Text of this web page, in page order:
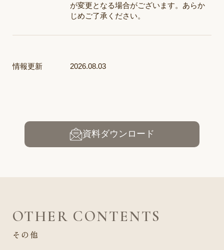
が変更となる場合がございます。あらか
じめご了承ください。
情報更新 2026.08.03
資料ダウンロード
OTHER CONTENTS
その他